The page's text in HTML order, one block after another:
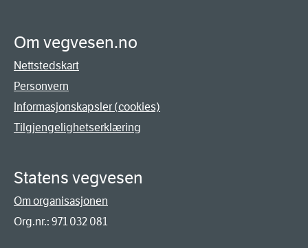
Om vegvesen.no
Nettstedskart
Personvern
Informasjonskapsler (cookies)
Tilgjengelighetserklæring
Statens vegvesen
Om organisasjonen
Org.nr.: 971 032 081